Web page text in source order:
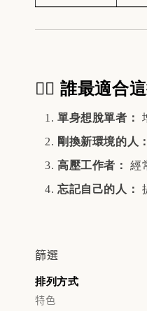
🙋‍♂️ 誰最適合
單身想脫單者：
剛換新環境的人：
高壓工作者：
經
忘記自己的人：
篩選
排列方式
特色